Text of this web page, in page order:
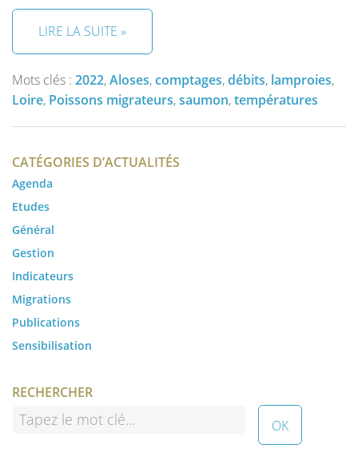
LIRE LA SUITE »
Mots clés : 2022,Aloses,comptages,débits, lamproies,
Loire, Poissons migrateurs,saumon,températures
CATÉGORIES D’ACTUALITÉS
Agenda
Etudes
Général
Gestion
Indicateurs
Migrations
Publications
Sensibilisation
RECHERCHER